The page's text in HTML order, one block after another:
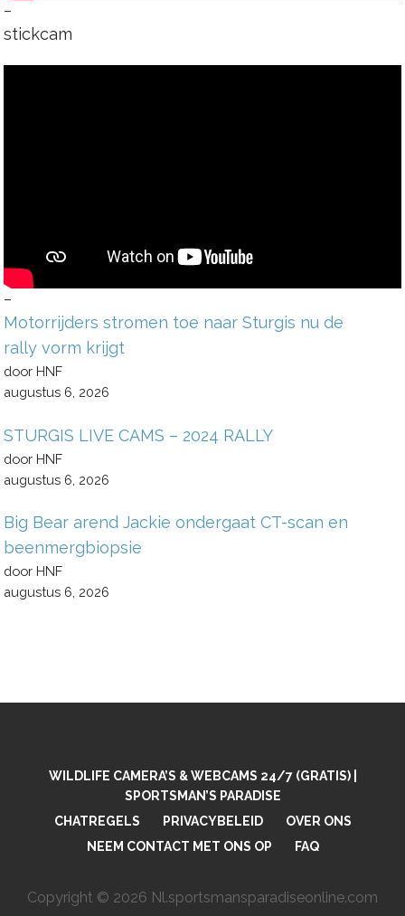
–
stickcam
–
Motorrijders stromen toe naar Sturgis nu de
rally vorm krijgt
door HNF
augustus 6, 2026
STURGIS LIVE CAMS – 2024 RALLY
door HNF
augustus 6, 2026
Big Bear arend Jackie ondergaat CT-scan en
beenmergbiopsie
door HNF
augustus 6, 2026
WILDLIFE CAMERA’S & WEBCAMS 24/7 (GRATIS) |
SPORTSMAN’S PARADISE
CHATREGELS
PRIVACYBELEID
OVER ONS
NEEM CONTACT MET ONS OP
FAQ
Copyright © 2026 Nl.sportsmansparadiseonline.com